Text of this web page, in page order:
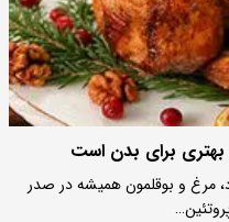
بهتری برای بدن است
مرغ و بوقلمون همیشه در صدر